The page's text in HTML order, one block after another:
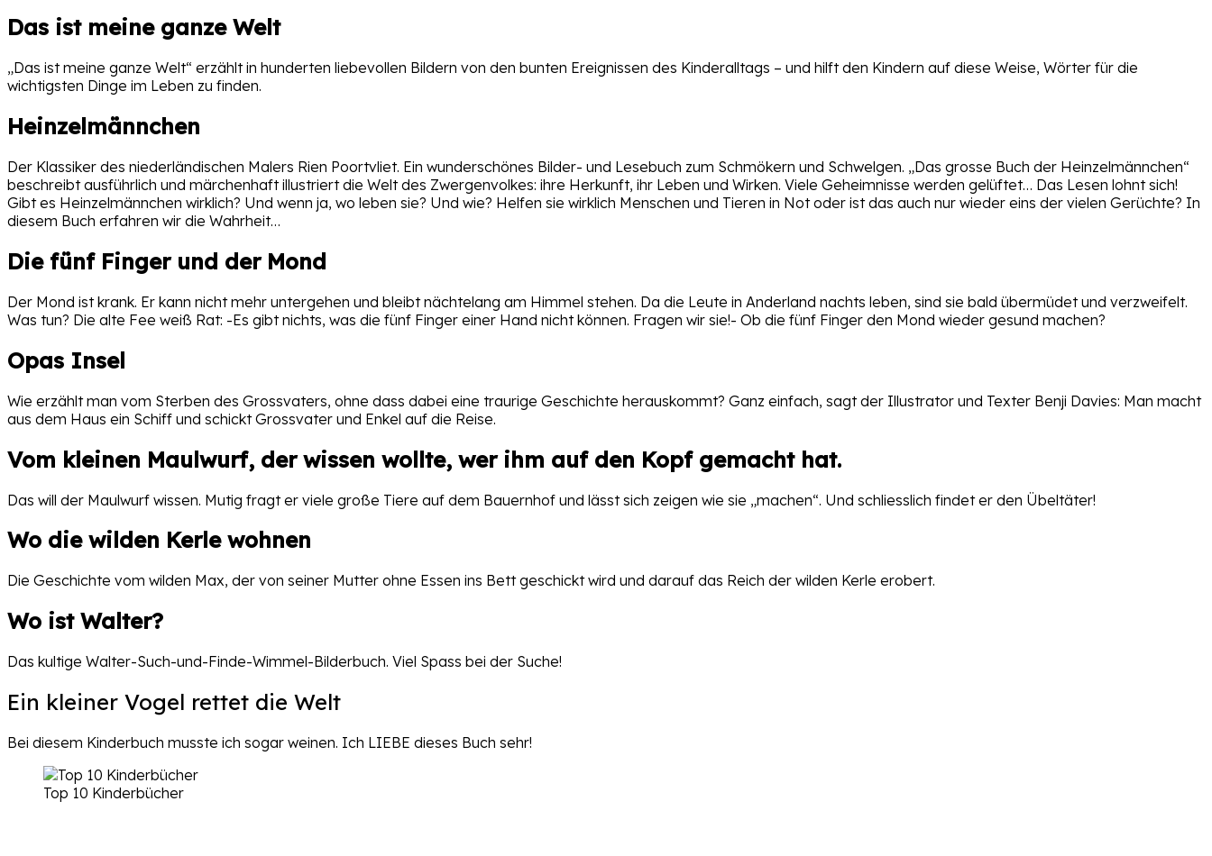
Das ist meine ganze Welt
„Das ist meine ganze Welt“ erzählt in hunderten liebevollen Bildern von den bunten Ereignissen des Kinderalltags – und hilft den Kindern auf diese Weise, Wörter für die
wichtigsten Dinge im Leben zu finden.
Heinzelmännchen
Der Klassiker des niederländischen Malers Rien Poortvliet. Ein wunderschönes Bilder- und Lesebuch zum Schmökern und Schwelgen. „Das grosse Buch der Heinzelmännchen“
beschreibt ausführlich und märchenhaft illustriert die Welt des Zwergenvolkes: ihre Herkunft, ihr Leben und Wirken. Viele Geheimnisse werden gelüftet… Das Lesen lohnt sich!
Gibt es Heinzelmännchen wirklich? Und wenn ja, wo leben sie? Und wie? Helfen sie wirklich Menschen und Tieren in Not oder ist das auch nur wieder eins der vielen Gerüchte? In
diesem Buch erfahren wir die Wahrheit…
Die fünf Finger und der Mond
Der Mond ist krank. Er kann nicht mehr untergehen und bleibt nächtelang am Himmel stehen. Da die Leute in Anderland nachts leben, sind sie bald übermüdet und verzweifelt.
Was tun? Die alte Fee weiß Rat: -Es gibt nichts, was die fünf Finger einer Hand nicht können. Fragen wir sie!- Ob die fünf Finger den Mond wieder gesund machen?
Opas Insel
Wie erzählt man vom Sterben des Grossvaters, ohne dass dabei eine traurige Geschichte herauskommt? Ganz einfach, sagt der Illustrator und Texter Benji Davies: Man macht
aus dem Haus ein Schiff und schickt Grossvater und Enkel auf die Reise.
Vom kleinen Maulwurf, der wissen wollte, wer ihm auf den Kopf gemacht hat.
Das will der Maulwurf wissen. Mutig fragt er viele große Tiere auf dem Bauernhof und lässt sich zeigen wie sie „machen“. Und schliesslich findet er den Übeltäter!
Wo die wilden Kerle wohnen
Die Geschichte vom wilden Max, der von seiner Mutter ohne Essen ins Bett geschickt wird und darauf das Reich der wilden Kerle erobert.
Wo ist Walter?
Das kultige Walter-Such-und-Finde-Wimmel-Bilderbuch. Viel Spass bei der Suche!
Ein kleiner Vogel rettet die Welt
Bei diesem Kinderbuch musste ich sogar weinen. Ich LIEBE dieses Buch sehr!
Top 10 Kinderbücher